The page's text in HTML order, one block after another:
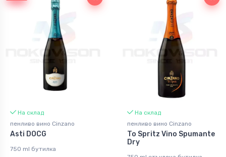
На склад
пенливо вино Cinzano
Asti DOCG
750 ml бутилка
На склад
пенливо вино Cinzano
To Spritz Vino Spumante
Dry